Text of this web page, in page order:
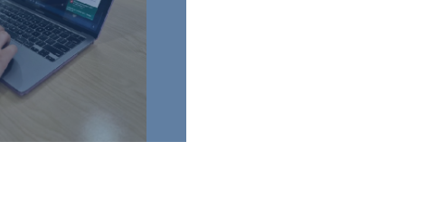
Se coordina
y se establecen los
finales.​